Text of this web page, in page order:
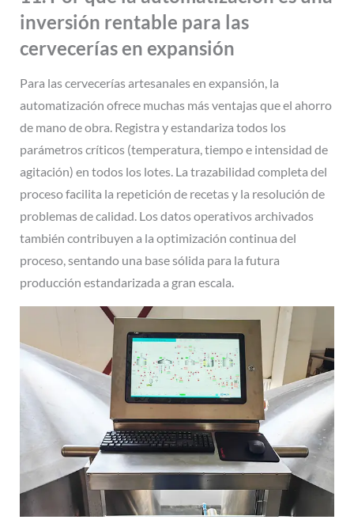
inversión rentable para las
cervecerías en expansión
Para las cervecerías artesanales en expansión, la
automatización ofrece muchas más ventajas que el ahorro
de mano de obra. Registra y estandariza todos los
parámetros críticos (temperatura, tiempo e intensidad de
agitación) en todos los lotes. La trazabilidad completa del
proceso facilita la repetición de recetas y la resolución de
problemas de calidad. Los datos operativos archivados
también contribuyen a la optimización continua del
proceso, sentando una base sólida para la futura
producción estandarizada a gran escala.